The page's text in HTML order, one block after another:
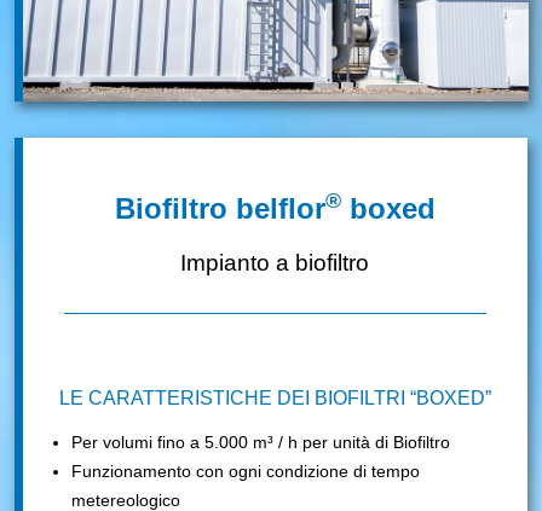
Biofiltro belflor® boxed
Impianto a biofiltro
LE CARATTERISTICHE DEI BIOFILTRI “BOXED”
Per volumi fino a 5.000 m³ / h per unità di Biofiltro
Funzionamento con ogni condizione di tempo
metereologico